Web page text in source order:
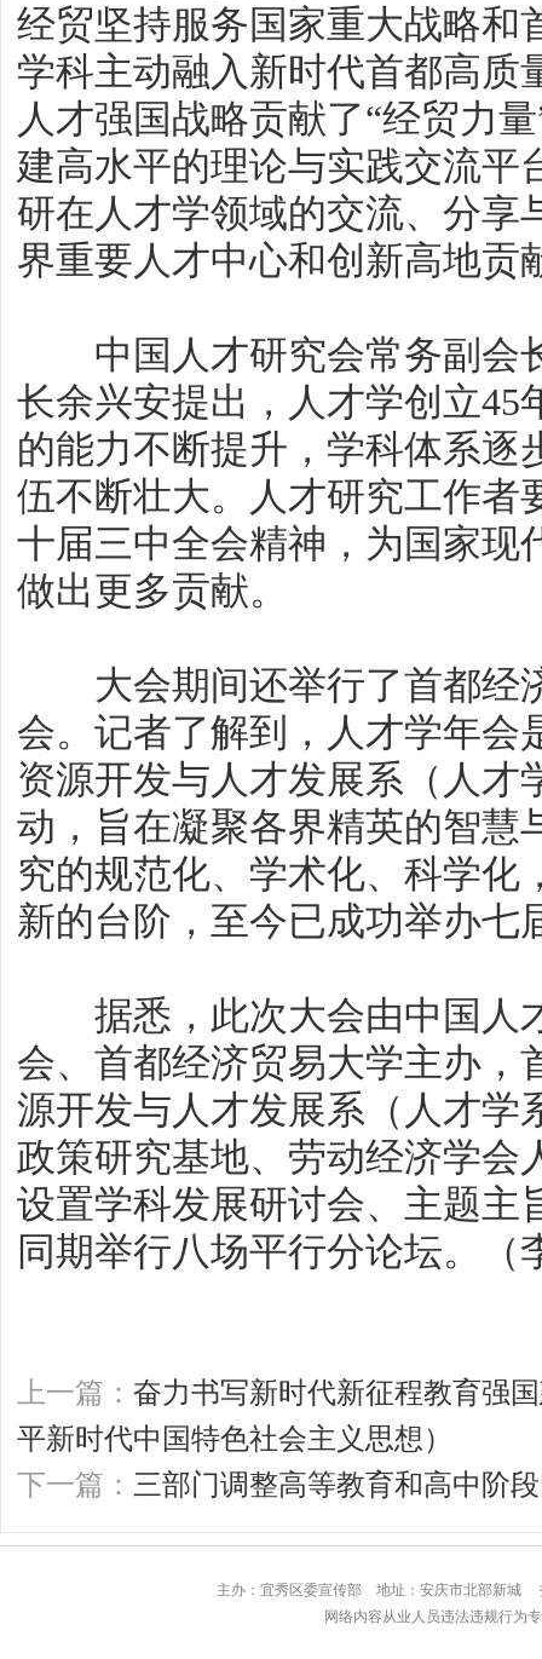
经贸坚持服务国家重大战略和
学科主动融入新时代首都高质
人才强国战略贡献了“经贸力
建高水平的理论与实践交流平
研在人才学领域的交流、分享
界重要人才中心和创新高地贡
中国人才研究会常务副会
长余兴安提出，人才学创立45
的能力不断提升，学科体系逐
伍不断壮大。人才研究工作者
十届三中全会精神，为国家现
做出更多贡献。
大会期间还举行了首都经
会。记者了解到，人才学年会
资源开发与人才发展系（人才
动，旨在凝聚各界精英的智慧
究的规范化、学术化、科学化
新的台阶，至今已成功举办七
据悉，此次大会由中国人
会、首都经济贸易大学主办，
源开发与人才发展系（人才学
政策研究基地、劳动经济学会
设置学科发展研讨会、主题主
同期举行八场平行分论坛。（
上一篇： 奋力书写新时代新征程教育强
平新时代中国特色社会主义思想）
下一篇： 三部门调整高等教育和高中阶
主办：宜秀区委宣传部 地址：安庆市北
网络内容从业人员违法违规行